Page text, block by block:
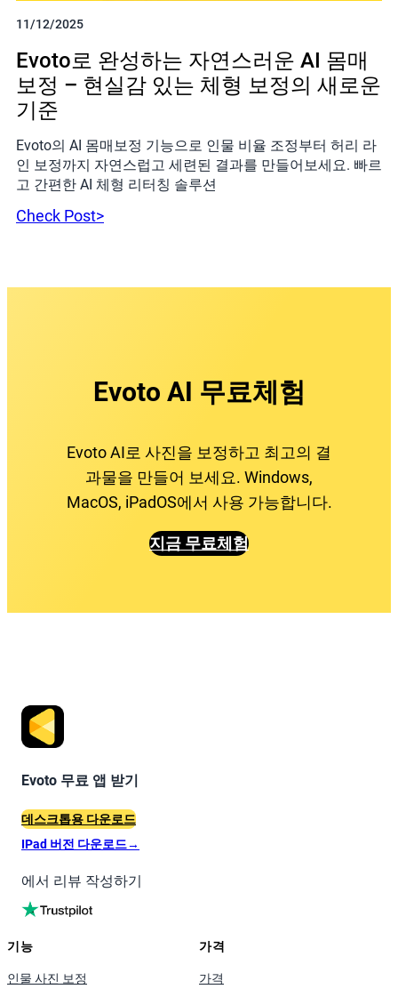
11/12/2025
Evoto로 완성하는 자연스러운 AI 몸매
보정 – 현실감 있는 체형 보정의 새로운
기준
Evoto의 AI 몸매보정 기능으로 인물 비율 조정부터 허리 라
인 보정까지 자연스럽고 세련된 결과를 만들어보세요. 빠르
고 간편한 AI 체형 리터칭 솔루션
Check Post>
Evoto AI 무료체험
Evoto AI로 사진을 보정하고 최고의 결
과물을 만들어 보세요. Windows,
MacOS, iPadOS에서 사용 가능합니다.
지금 무료체험
Evoto 무료 앱 받기
데스크톱용 다운로드
IPad 버전 다운로드→
에서 리뷰 작성하기
기능
인물 사진 보정
가격
가격